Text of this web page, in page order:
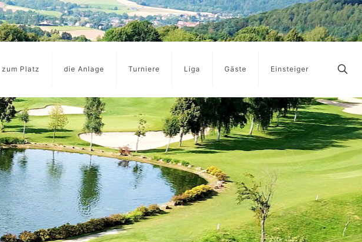
E-Mail News Webcam Platzstatus
zum Platz die Anlage Turniere Liga Gäste Einsteiger